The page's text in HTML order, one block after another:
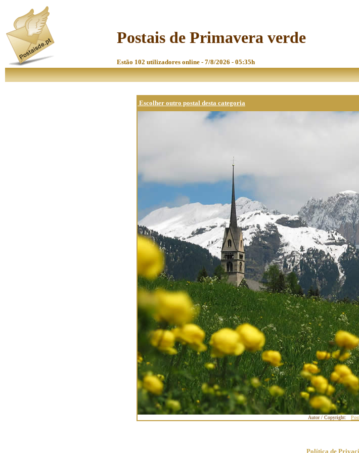
Postais de Primavera verde
Estão 102 utilizadores online - 7/8/2026 - 05:35h
Escolher outro postal desta categoria
Autor / Copyright:
Política de